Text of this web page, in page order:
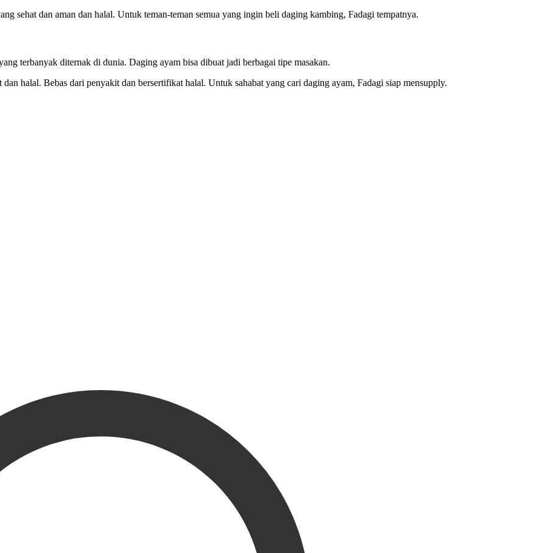
sehat dan aman dan halal. Untuk teman-teman semua yang ingin beli daging kambing, Fadagi tempatnya.
terbanyak diternak di dunia. Daging ayam bisa dibuat jadi berbagai tipe masakan.
halal. Bebas dari penyakit dan bersertifikat halal. Untuk sahabat yang cari daging ayam, Fadagi siap mensupply.